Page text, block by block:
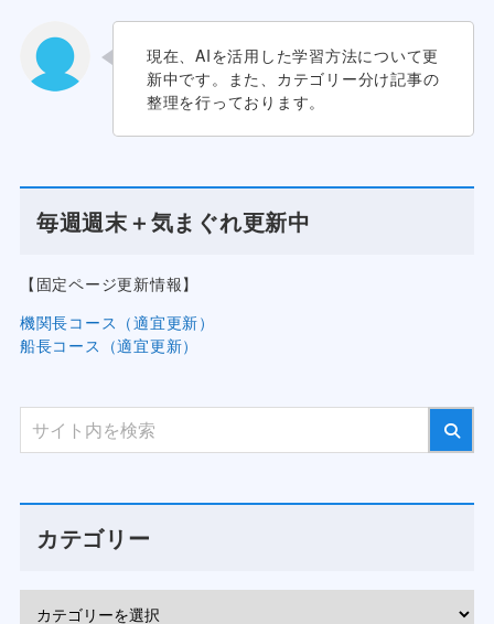
現在、AIを活用した学習方法について更
新中です。また、カテゴリー分け記事の
整理を行っております。
毎週週末＋気まぐれ更新中
【固定ページ更新情報】
機関長コース（適宜更新）
船長コース（適宜更新）
カテゴリー